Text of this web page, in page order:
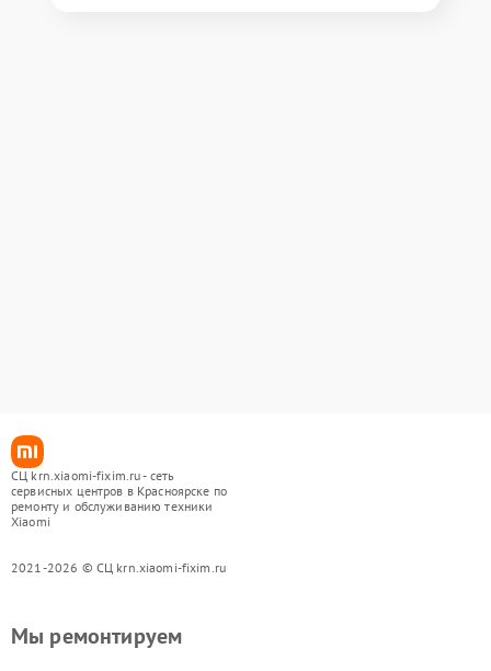
СЦ krn.xiaomi-fixim.ru - сеть
сервисных центров в Красноярске по
ремонту и обслуживанию техники
Xiaomi
2021-2026 © СЦ krn.xiaomi-fixim.ru
Мы ремонтируем